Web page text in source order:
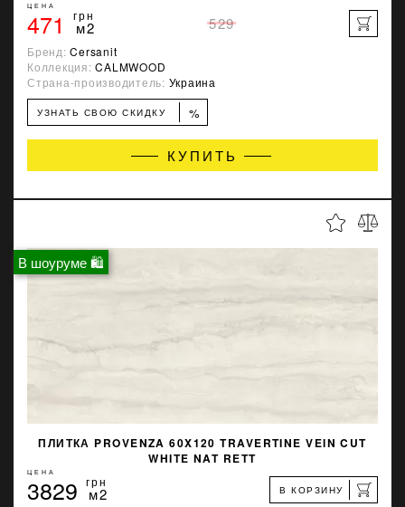
ЦЕНА
471 грн
м2 529
Бренд:Cersanit
Коллекция:CALMWOOD
Страна-производитель: Украина
УЗНАТЬ СВОЮ СКИДКУ %
КУПИТЬ
В шоуруме 🛍
ПЛИТКА PROVENZA 60X120 TRAVERTINE VEIN CUT
WHITE NAT RETT
ЦЕНА
3829 грн
м2 В КОРЗИНУ